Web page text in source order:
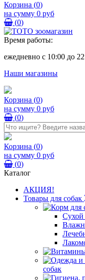
Корзина (0)
на сумму 0 руб
(0)
Время работы:
ежедневно с 10:00 до
Наши магазины
Корзина (0)
на сумму 0 руб
(0)
Корзина (0)
на сумму 0 руб
(0)
Каталог
АКЦИЯ!
Товары для собак
Сухой
собак